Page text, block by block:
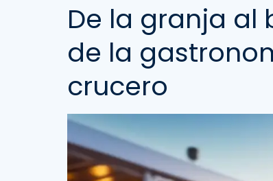
De la granja al
de la
crucero